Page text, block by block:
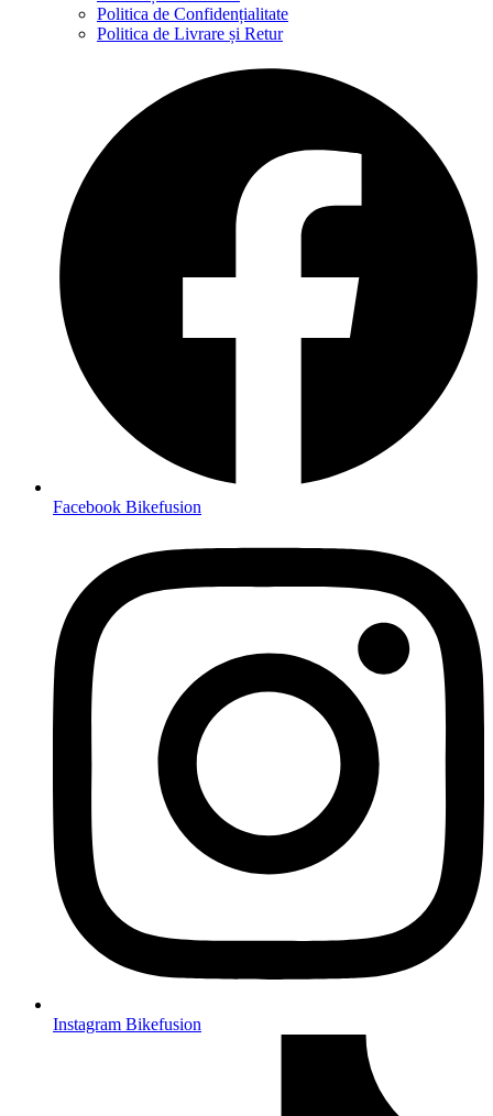
Politica de Confidențialitate
Politica de Livrare și Retur
Facebook Bikefusion
Instagram Bikefusion